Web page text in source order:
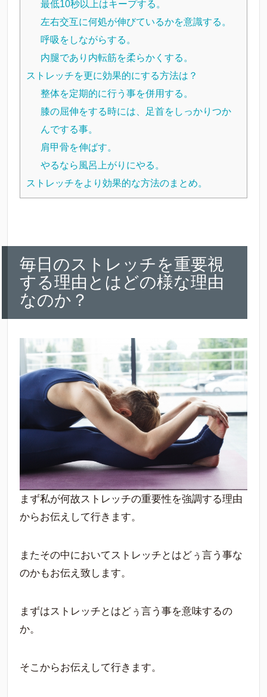
最低10秒以上はキープする。
左右交互に何処が伸びているかを意識する。
呼吸をしながらする。
内腿であり内転筋を柔らかくする。
ストレッチを更に効果的にする方法は？
整体を定期的に行う事を併用する。
膝の屈伸をする時には、足首をしっかりつか
んでする事。
肩甲骨を伸ばす。
やるなら風呂上がりにやる。
ストレッチをより効果的な方法のまとめ。
毎日のストレッチを重要視
する理由とはどの様な理由
なのか？
まず私が何故ストレッチの重要性を強調する理由
からお伝えして行きます。
またその中においてストレッチとはどぅ言う事な
のかもお伝え致します。
まずはストレッチとはどぅ言う事を意味するの
か。
そこからお伝えして行きます。